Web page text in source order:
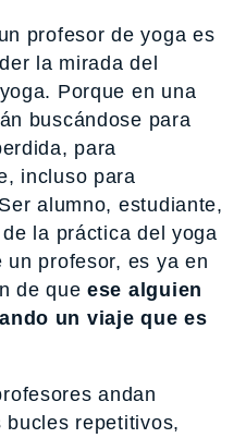
profesor de yoga es
la mirada del
Porque en una
buscándose para
para
incluso para
alumno, estudiante,
la práctica del yoga
profesor, es ya en
de queese alguien
un viaje que es
andan
bucles repetitivos,